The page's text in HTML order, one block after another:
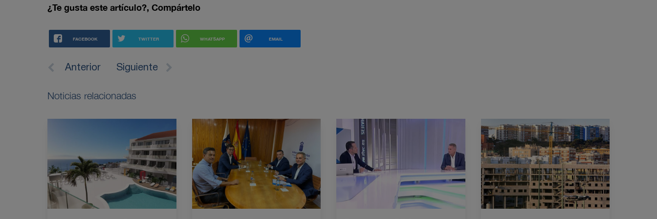
¿Te gusta este artículo?, Compártelo
FACEBOOK TWITTER WHATSAPP EMAIL
Anterior Siguiente
Noticias relacionadas